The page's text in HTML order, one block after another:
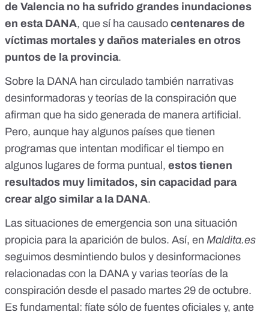
de Valencia no ha sufrido grandes inundaciones
en esta DANA, que sí ha causado centenares de
víctimas mortales y daños materiales en otros
puntos de la provincia.
Sobre la DANA han circulado también narrativas
desinformadoras y teorías de la conspiración que
afirman que ha sido generada de manera artificial.
Pero, aunque hay algunos países que tienen
programas que intentan modificar el tiempo en
algunos lugares de forma puntual, estos tienen
resultados muy limitados, sin capacidad para
crear algo similar a la DANA.
Las situaciones de emergencia son una situación
propicia para la aparición de bulos. Así, en Maldita.es
seguimos desmintiendo bulos y desinformaciones
relacionadas con la DANA y varias teorías de la
conspiración desde el pasado martes 29 de octubre.
Es fundamental: fíate sólo de fuentes oficiales y, ante